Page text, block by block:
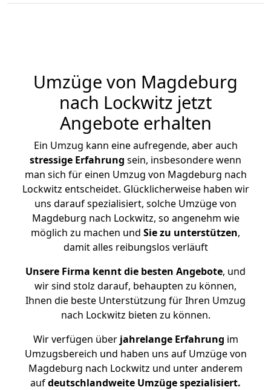
Umzüge von Magdeburg
nach Lockwitz jetzt
Angebote erhalten
Ein Umzug kann eine aufregende, aber auch
stressige Erfahrung sein, insbesondere wenn
man sich für einen Umzug von Magdeburg nach
Lockwitz entscheidet. Glücklicherweise haben wir
uns darauf spezialisiert, solche Umzüge von
Magdeburg nach Lockwitz, so angenehm wie
möglich zu machen und Sie zu unterstützen,
damit alles reibungslos verläuft
Unsere Firma kennt die besten Angebote, und
wir sind stolz darauf, behaupten zu können,
Ihnen die beste Unterstützung für Ihren Umzug
nach Lockwitz bieten zu können.
Wir verfügen überjahrelange Erfahrung im
Umzugsbereich und haben uns auf Umzüge von
Magdeburg nach Lockwitz und unter anderem
aufdeutschlandweite Umzüge spezialisiert.